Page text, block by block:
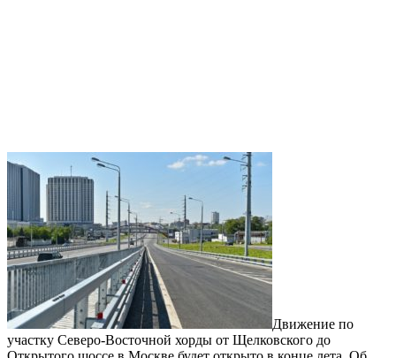
Движение по
участку Северо-Восточной хорды от Щелковского до